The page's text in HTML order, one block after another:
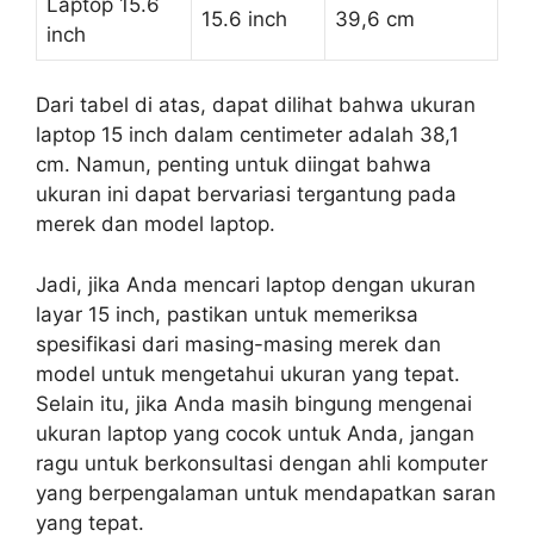
inch
15.6 inch 39,6 cm
Dari tabel di atas, dapat dilihat bahwa ukuran
laptop 15 inch dalam centimeter adalah 38,1
cm. Namun, penting untuk diingat bahwa
ukuran ini dapat bervariasi tergantung pada
merek dan model laptop.
Jadi, jika Anda mencari laptop dengan ukuran
layar 15 inch, pastikan untuk memeriksa
spesifikasi dari masing-masing merek dan
model untuk mengetahui ukuran yang tepat.
Selain itu, jika Anda masih bingung mengenai
ukuran laptop yang cocok untuk Anda, jangan
ragu untuk berkonsultasi dengan ahli komputer
yang berpengalaman untuk mendapatkan saran
yang tepat.